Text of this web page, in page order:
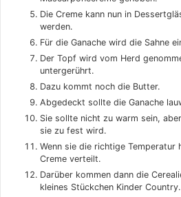
Die Creme kann nun in
werden.
Für die Ganache wird die Sahne
Der Topf wird vom Herd
untergerührt.
Dazu kommt noch die Butter.
Abgedeckt sollte die Ganache
Sie sollte nicht zu warm sein,
sie zu fest wird.
Wenn sie die richtige Temperatur
Creme verteilt.
Darüber kommen dann die
kleines Stückchen Kinder Country.